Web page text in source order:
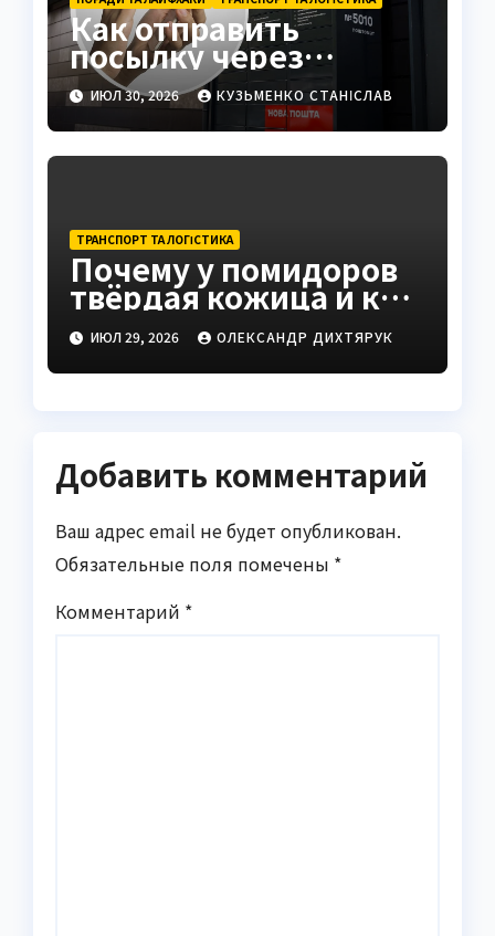
Как отправить
посылку через
постамат: полная
инструкция 2026
ИЮЛ 30, 2026 КУЗЬМЕНКО СТАНІСЛАВ
ТРАНСПОРТ ТА ЛОГІСТИКА
Почему у помидоров
твёрдая кожица и как
это исправить
ИЮЛ 29, 2026 ОЛЕКСАНДР ДИХТЯРУК
Добавить комментарий
Ваш адрес email не будет опубликован.
Обязательные поля помечены *
Комментарий *